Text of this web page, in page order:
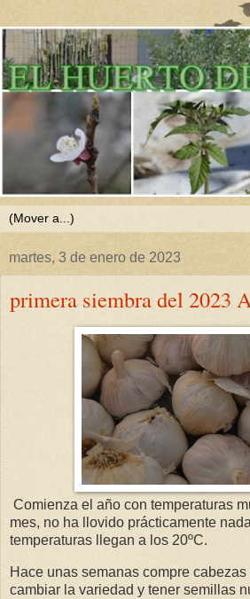
martes, 3 de enero de 2023
primera siembra del 2023
Comienza el año con temperaturas
mes, no ha llovido prácticamente
temperaturas llegan a los 20ºC.
Hace unas semanas compre
cambiar la variedad y tener semillas